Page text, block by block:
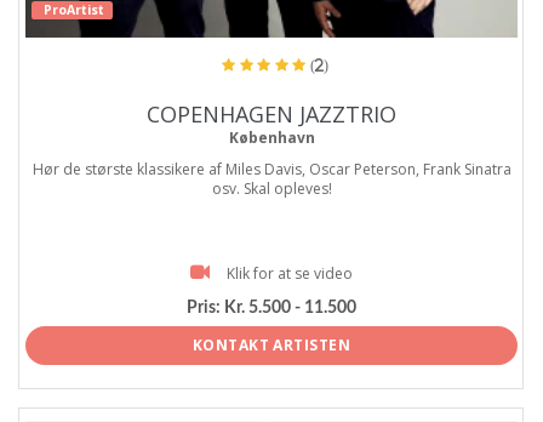
ProArtist
(2)
COPENHAGEN JAZZTRIO
København
Hør de største klassikere af Miles Davis, Oscar Peterson, Frank Sinatra
osv. Skal opleves!
Klik for at se video
Pris: Kr. 5.500 - 11.500
KONTAKT ARTISTEN